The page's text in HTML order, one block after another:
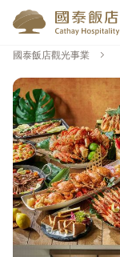
國泰飯店觀光事業 chevron_right